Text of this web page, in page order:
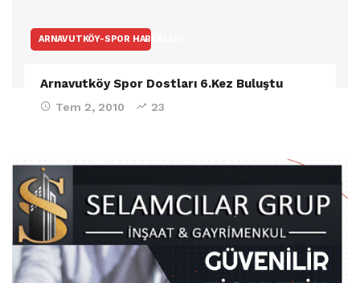
ARNAVUTKÖY-SPOR HABERLERI
Arnavutköy Spor Dostları 6.Kez Buluştu
Tem 2, 2010 23